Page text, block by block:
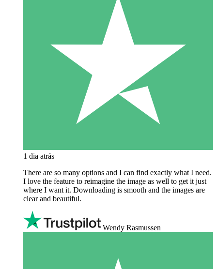
1 dia atrás
There are so many options and I can find exactly what I need.
I love the feature to reimagine the image as well to get it just
where I want it. Downloading is smooth and the images are
clear and beautiful.
Wendy Rasmussen